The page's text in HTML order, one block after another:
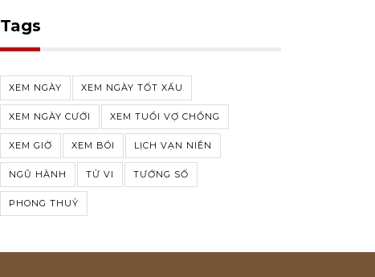
Tags
XEM NGÀY XEM NGÀY TỐT XẤU
XEM NGÀY CƯỚI XEM TUỔI VỢ CHỒNG
XEM GIỜ XEM BÓI LỊCH VẠN NIÊN
NGŨ HÀNH TỬ VI TƯỚNG SỐ
PHONG THUỶ